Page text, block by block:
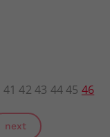
41 42 43 4445 46
next